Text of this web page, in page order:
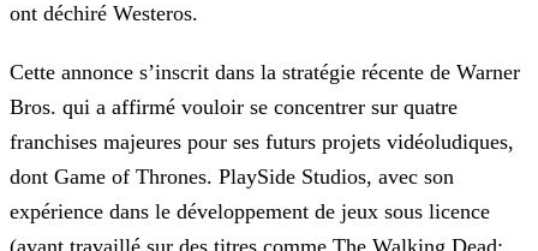
ont déchiré Westeros.
Cette annonce s’inscrit dans la stratégie récente de Warner
Bros. qui a affirmé vouloir se concentrer sur quatre
franchises majeures pour ses futurs projets vidéoludiques,
dont Game of Thrones. PlaySide Studios, avec son
expérience dans le développement de jeux sous licence